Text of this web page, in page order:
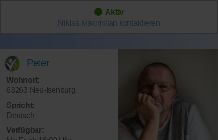
Aktiv
Niklas Maximilian kontaktieren
Peter
Wohnort:
63263 Neu-Isenburg
Spricht:
Deutsch
Verfügbar: